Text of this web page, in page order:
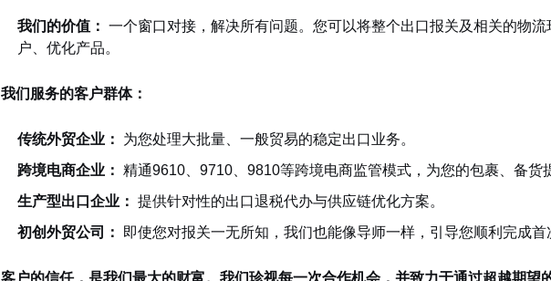
我们的价值： 一个窗口对接，解决所有问题。您可以将整个出口报关及相关的物
户、优化产品。
我们服务的客户群体：
传统外贸企业：
为您处理大批量、一般贸易的稳定出口业务。
跨境电商企业： 精通9610、9710、9810等跨境电商监管模式，为您的包裹、备货
生产型出口企业： 提供针对性的出口退税代办与供应链优化方案。
初创外贸公司：
即使您对报关一无所知，我们也能像导师一样，引导您顺利完成首
客户的信任，是我们最大的财富。我们珍视每一次合作机会，并致力于通过超越期望